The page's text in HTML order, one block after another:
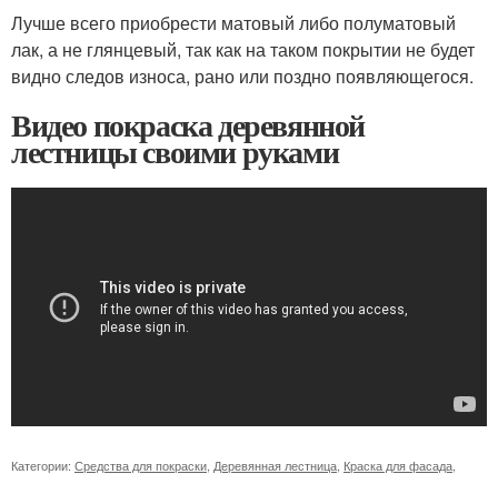
Лучше всего приобрести матовый либо полуматовый
лак, а не глянцевый, так как на таком покрытии не будет
видно следов износа, рано или поздно появляющегося.
Видео покраска деревянной
лестницы своими руками
Категории: Средства для покраски Деревянная лестница Краска для фасада